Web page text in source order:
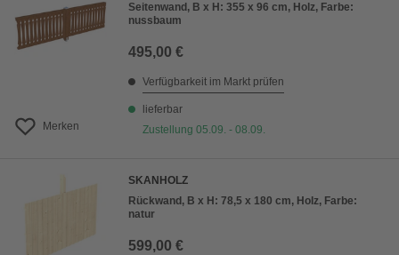
Merken
Seitenwand, B x H: 355 x 96 cm, Holz, Farbe:
nussbaum
495,00 €
Verfügbarkeit im Markt prüfen
lieferbar
Zustellung 05.09. - 08.09.
SKANHOLZ
Rückwand, B x H: 78,5 x 180 cm, Holz, Farbe:
natur
599,00 €